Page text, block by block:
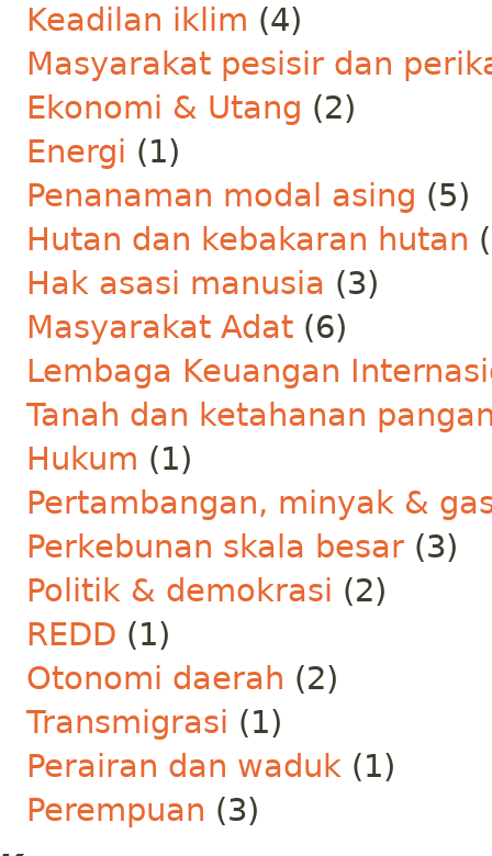
Keadilan iklim (4)
Masyarakat pesisir dan
Ekonomi & Utang (2)
Energi (1)
Penanaman modal asing (5)
Hutan dan kebakaran hutan
Hak asasi manusia (3)
Masyarakat Adat (6)
Lembaga Keuangan
Tanah dan ketahanan
Hukum (1)
Pertambangan, minyak &
Perkebunan skala besar (3)
Politik & demokrasi (2)
REDD (1)
Otonomi daerah (2)
Transmigrasi (1)
Perairan dan waduk (1)
Perempuan (3)